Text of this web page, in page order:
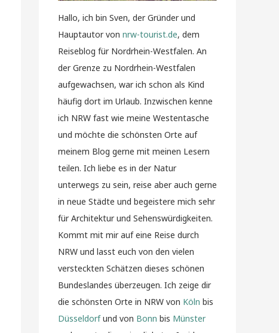
Hallo, ich bin Sven, der Gründer und
Hauptautor von nrw-tourist.de, dem
Reiseblog für Nordrhein-Westfalen. An
der Grenze zu Nordrhein-Westfalen
aufgewachsen, war ich schon als Kind
häufig dort im Urlaub. Inzwischen kenne
ich NRW fast wie meine Westentasche
und möchte die schönsten Orte auf
meinem Blog gerne mit meinen Lesern
teilen. Ich liebe es in der Natur
unterwegs zu sein, reise aber auch gerne
in neue Städte und begeistere mich sehr
für Architektur und Sehenswürdigkeiten.
Kommt mit mir auf eine Reise durch
NRW und lasst euch von den vielen
versteckten Schätzen dieses schönen
Bundeslandes überzeugen. Ich zeige dir
die schönsten Orte in NRW von Köln bis
Düsseldorfund von Bonn bis Münster